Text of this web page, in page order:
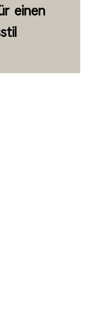
einen